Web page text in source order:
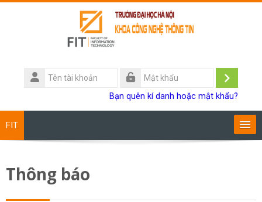
Tên
tài
Đăng
Bạn quên kí danh hoặc mật khẩu?
FIT
Giảng viên
Thông báo